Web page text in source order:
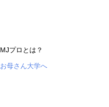
MJプロとは？
お母さん大学へ